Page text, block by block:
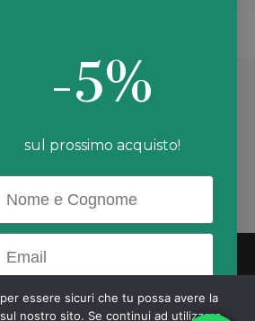
informazioni?
. All rights reserved. | P. IVA:
PEC: nalkeinitaliasrl@legalmail.it
essere sicuri che tu possa avere la
nostro sito. Se continui ad utilizzare
-5%
sul prossimo acquisto!